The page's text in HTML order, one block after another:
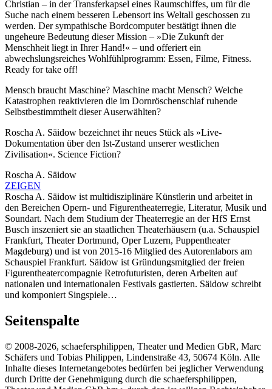
Christian – in der Transferkapsel eines Raumschiffes, um für die
Suche nach einem besseren Lebensort ins Weltall geschossen zu
werden. Der sympathische Bordcomputer bestätigt ihnen die
ungeheure Bedeutung dieser Mission – »Die Zukunft der
Menschheit liegt in Ihrer Hand!« – und offeriert ein
abwechslungsreiches Wohlfühlprogramm: Essen, Filme, Fitness.
Ready for take off!
Mensch braucht Maschine? Maschine macht Mensch? Welche
Katastrophen reaktivieren die im Dornröschenschlaf ruhende
Selbstbestimmtheit dieser Auserwählten?
Roscha A. Säidow bezeichnet ihr neues Stück als »Live-
Dokumentation über den Ist-Zustand unserer westlichen
Zivilisation«. Science Fiction?
Roscha A. Säidow
ZEIGEN
Roscha A. Säidow ist multidisziplinäre Künstlerin und arbeitet in
den Bereichen Opern- und Figurentheaterregie, Literatur, Musik und
Soundart. Nach dem Studium der Theaterregie an der HfS Ernst
Busch inszeniert sie an staatlichen Theaterhäusern (u.a. Schauspiel
Frankfurt, Theater Dortmund, Oper Luzern, Puppentheater
Magdeburg) und ist von 2015-16 Mitglied des Autorenlabors am
Schauspiel Frankfurt. Säidow ist Gründungsmitglied der freien
Figurentheatercompagnie Retrofuturisten, deren Arbeiten auf
nationalen und internationalen Festivals gastierten. Säidow schreibt
und komponiert Singspiele…
Seitenspalte
© 2008-2026, schaefersphilippen, Theater und Medien GbR, Marc
Schäfers und Tobias Philippen, Lindenstraße 43, 50674 Köln. Alle
Inhalte dieses Internetangebotes bedürfen bei jeglicher Verwendung
durch Dritte der Genehmigung durch die schaefersphilippen,